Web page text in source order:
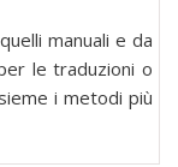
manuali e da
le traduzioni o
i metodi più